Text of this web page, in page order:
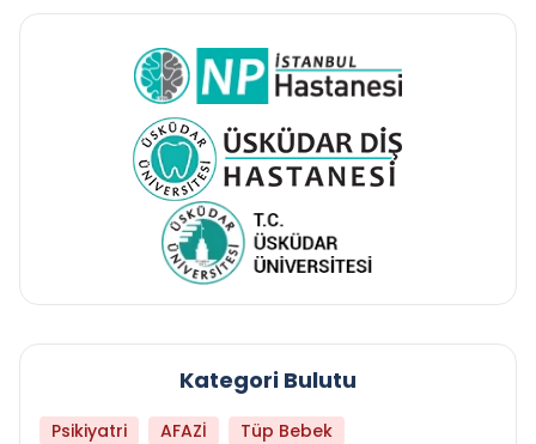
Kategori Bulutu
Psikiyatri AFAZİ
Tüp Bebek